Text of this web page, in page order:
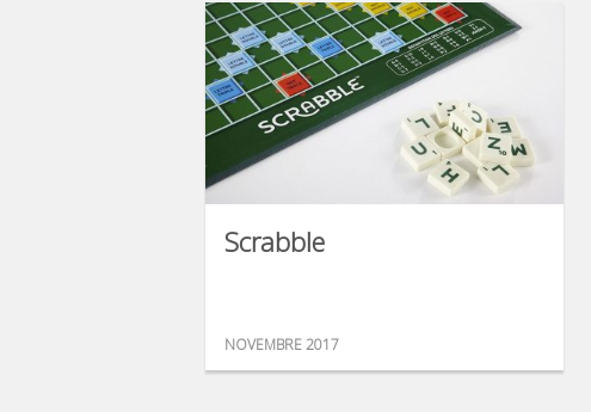
Scrabble
NOVEMBRE 2017